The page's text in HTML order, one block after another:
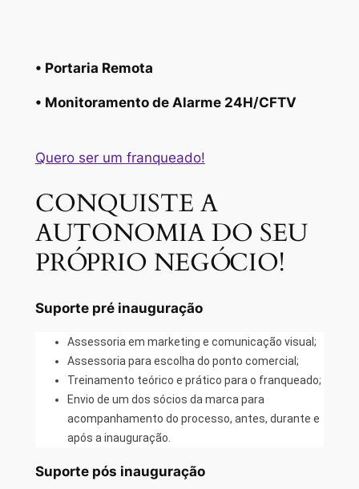
• Portaria Remota
• Monitoramento de Alarme 24H/CFTV
Quero ser um franqueado!
CONQUISTE A
AUTONOMIA DO SEU
PRÓPRIO NEGÓCIO!
Suporte pré inauguração
Assessoria em marketing e comunicação visual;
Assessoria para escolha do ponto comercial;
Treinamento teórico e prático para o franqueado;
Envio de um dos sócios da marca para
acompanhamento do processo, antes, durante e
após a inauguração.
Suporte pós inauguração